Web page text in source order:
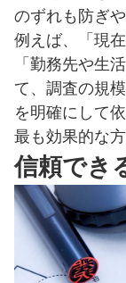
のずれも防ぎ
例えば、「現
「勤務先や生
て、調査の規
を明確にして
最も効果的な方
信頼でき